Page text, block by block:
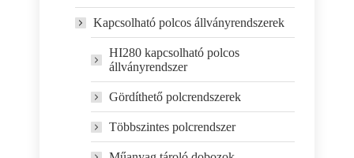
Kapcsolható polcos állványrendszerek
HI280 kapcsolható polcos
állványrendszer
Gördíthető polcrendszerek
Többszintes polcrendszer